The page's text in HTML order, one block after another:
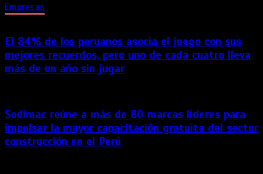
Empresas
El 84% de los peruanos asocia el juego con sus
mejores recuerdos, pero uno de cada cuatro lleva
más de un año sin jugar
Sodimac reúne a más de 80 marcas líderes para
impulsar la mayor capacitación gratuita del sector
construcción en el Perú